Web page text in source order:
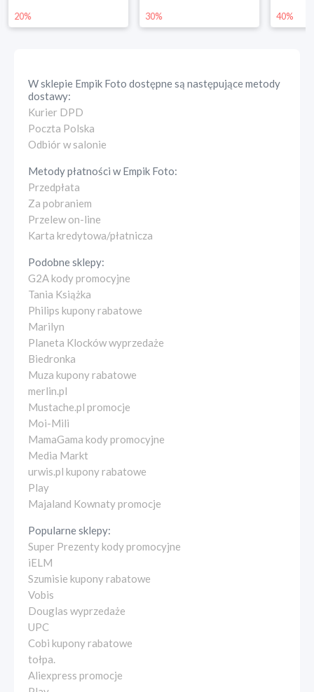
20% 30% 40%
W sklepie Empik Foto dostępne są następujące metody
dostawy:
Kurier DPD
Poczta Polska
Odbiór w salonie
Metody płatności wEmpik Foto:
Przedpłata
Za pobraniem
Przelew on-line
Karta kredytowa/płatnicza
Podobne sklepy:
G2A kody promocyjne
Tania Książka
Philips kupony rabatowe
Marilyn
Planeta Klocków wyprzedaże
Biedronka
Muza kupony rabatowe
merlin.pl
Mustache.pl promocje
Moi-Mili
MamaGama kody promocyjne
Media Markt
urwis.pl kupony rabatowe
Play
Majaland Kownaty promocje
Popularne sklepy:
Super Prezenty kody promocyjne
iELM
Szumisie kupony rabatowe
Vobis
Douglas wyprzedaże
UPC
Cobi kupony rabatowe
tołpa.
Aliexpress promocje